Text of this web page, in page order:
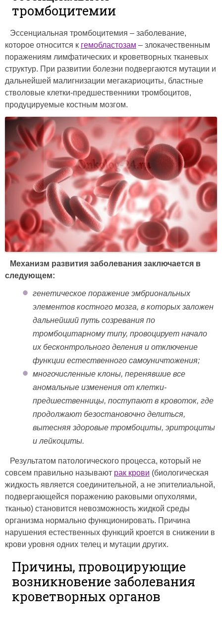
тромбоцитемии
Эссенциальная тромбоцитемия – заболевание,
которое относится к гемобластозам – злокачественным
поражениям лимфатических и кроветворных тканевых
структур. При развитии болезни подвергаются мутации и
дальнейшей малигнизации мегакариоциты, бластные
стволовые клетки-предшественники тромбоцитов,
продуцируемые костным мозгом.
Механизм развития заболевания заключается в
следующем:
генетическое поражение эмбриональных
элементов костного мозга, в которых заложен
дальнейший путь созревания по
тромбоцитарному типу, провоцирует начало
их бесконтрольного деления и отключение
функции естественного самоуничтожения;
многочисленные клоны, перенявшие все
аномальные изменения от клетки-
предшественницы, поступают в кровоток, где
продолжают безостановочно делиться,
вытесняя здоровые тромбоциты, эритроциты
и лейкоциты.
Результатом патологического процесса, который не
совсем правильно называют рак крови (биологическая
жидкость является соединительной, а не эпителиальной,
подвергающейся поражению раковыми опухолями,
тканью) становится невозможность жидкой среды
организма нормально функционировать. Причина
нарушения естественных функций кроется в снижении в
крови уровня одних телец и мутации других.
Причины, провоцирующие
возникновение заболевания
кроветворных органов